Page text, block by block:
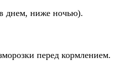
днем, ниже ночью).
перед кормлением.